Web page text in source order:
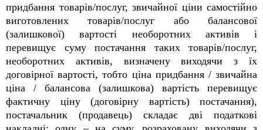
придбання товарів/послуг, звичайної ціни самостійно
виготовлених товарів/послуг або балансової
(залишкової) вартості необоротних активів і
перевищує суму постачання таких товарів/послуг,
необоротних активів, визначену виходячи з їх
договірної вартості, тобто ціна придбання / звичайна
ціна / балансова (залишкова) вартість перевищує
фактичну ціну (договірну вартість) постачання),
постачальник (продавець) складає дві податкові